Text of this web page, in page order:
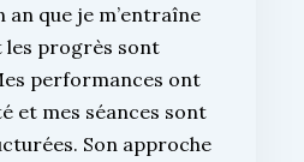
an que je m’entraîne
les progrès sont
performances ont
et mes séances sont
Son approche